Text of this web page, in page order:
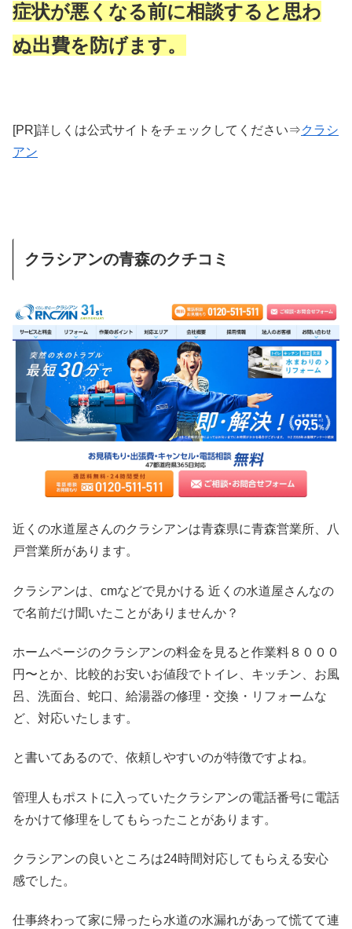
症状が悪くなる前に相談すると思わ
ぬ出費を防げます。
[PR]詳しくは公式サイトをチェックしてください⇒クラシ
アン
クラシアンの青森のクチコミ
近くの水道屋さんのクラシアンは青森県に青森営業所、八
戸営業所があります。
クラシアンは、cmなどで見かける 近くの水道屋さんなの
で名前だけ聞いたことがありませんか？
ホームページのクラシアンの料金を見ると作業料８０００
円〜とか、比較的お安いお値段でトイレ、キッチン、お風
呂、洗面台、蛇口、給湯器の修理・交換・リフォームな
ど、対応いたします。
と書いてあるので、依頼しやすいのが特徴ですよね。
管理人もポストに入っていたクラシアンの電話番号に電話
をかけて修理をしてもらったことがあります。
クラシアンの良いところは24時間対応してもらえる安心
感でした。
仕事終わって家に帰ったら水道の水漏れがあって慌てて連